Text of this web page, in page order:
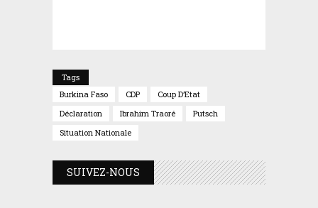
Tags
Burkina Faso
CDP
Coup D’Etat
Déclaration
Ibrahim Traoré
Putsch
Situation Nationale
SUIVEZ-NOUS